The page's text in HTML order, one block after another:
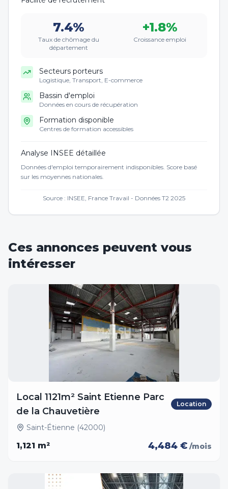
7.4%
Taux de chômage du
département
+1.8%
Croissance emploi
Secteurs porteurs
Logistique, Transport, E-commerce
Bassin d'emploi
Données en cours de récupération
Formation disponible
Centres de formation accessibles
Analyse INSEE détaillée
Données d'emploi temporairement indisponibles. Score basé
sur les moyennes nationales.
Source : INSEE, France Travail - Données T2 2025
Ces annonces peuvent vous
intéresser
Local 1121m² Saint Etienne Parc
de la Chauvetière
Location
Saint-Étienne (42000)
1,121 m² 4,484 € /mois